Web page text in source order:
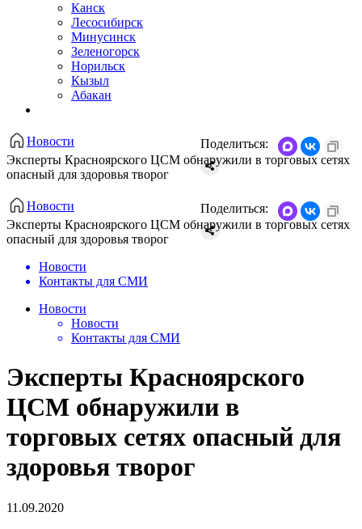
Канск
Лесосибирск
Минусинск
Зеленогорск
Норильск
Кызыл
Абакан
Новости
​Эксперты Красноярского ЦСМ обнаружили в торговых сетях
опасный для здоровья творог
Поделиться:
Новости
​Эксперты Красноярского ЦСМ обнаружили в торговых сетях
опасный для здоровья творог
Поделиться:
Новости
Контакты для СМИ
Новости
Новости
Контакты для СМИ
​Эксперты Красноярского
ЦСМ обнаружили в
торговых сетях опасный для
здоровья творог
11.09.2020